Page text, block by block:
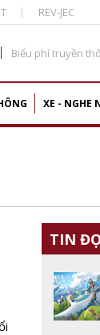
REV-JEC
Biểu phí truyền
XE - NGHE
TIN